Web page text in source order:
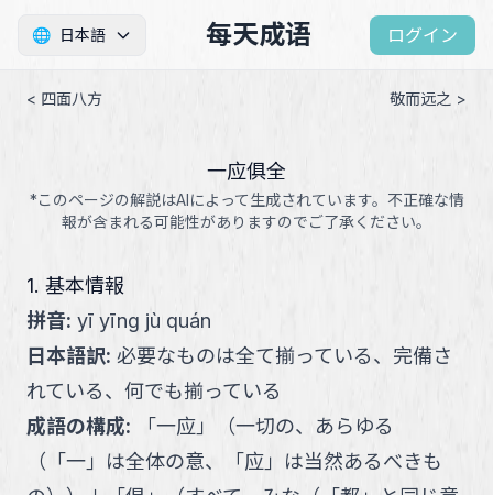
🌐 日本語 每天成语 ログイン
< 四面八方 敬而远之 >
一应俱全
*このページの解説はAIによって生成されています。不正確な情
報が含まれる可能性がありますのでご了承ください。
1. 基本情報
拼音: yī yīng jù quán
日本語訳: 必要なものは全て揃っている、完備さ
れている、何でも揃っている
成語の構成: 「一应 」 （一切の、あらゆる
（「一」は全体の意、「应」は当然あるべきも